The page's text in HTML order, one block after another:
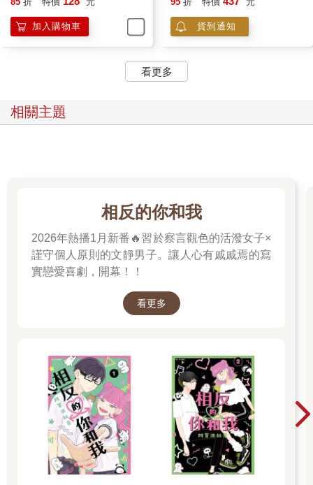
加入購物車 貨到通知
看更多
相關主題
相反的你和我
2026年熱播1月新番🔥習於察言觀色的活潑女子×
謹守個人原則的文靜男子。讓人心有戚戚焉的寫
實戀愛喜劇，開幕！！
看更多